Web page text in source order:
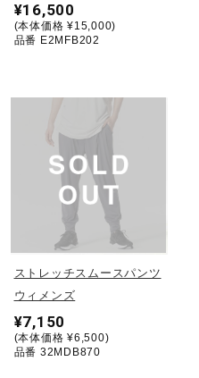
¥16,500
(本体価格 ¥15,000)
品番 E2MFB202
ストレッチスムースパンツ
ウィメンズ
¥7,150
(本体価格 ¥6,500)
品番 32MDB870